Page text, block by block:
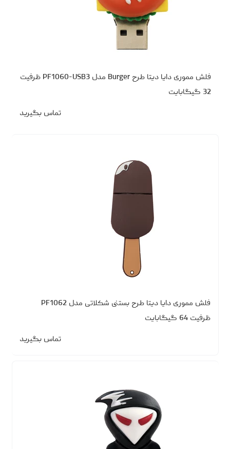
فلش مموری دایا دیتا طرح Burger مدل PF1060-USB3 ظرفیت
32 گیگابایت
تماس بگیرید
فلش مموری دایا دیتا طرح بستنی شکلاتی مدل PF1062
ظرفیت 64 گیگابایت
تماس بگیرید